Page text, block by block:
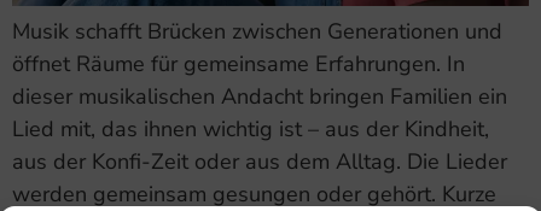
Musik schafft Brücken zwischen Generationen und
öffnet Räume für gemeinsame Erfahrungen. In
dieser musikalischen Andacht bringen Familien ein
Lied mit, das ihnen wichtig ist – aus der Kindheit,
aus der Konfi-Zeit oder aus dem Alltag. Die Lieder
werden gemeinsam gesungen oder gehört. Kurze